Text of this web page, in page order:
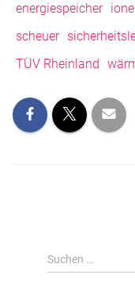
energiespeicher
scheuer
TÜV Rheinland
S
u
Suchen …